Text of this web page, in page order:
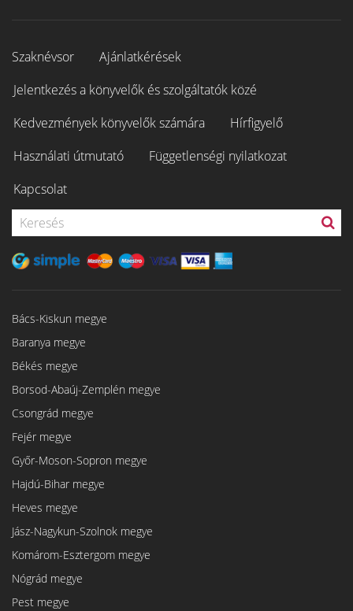
Szaknévsor
Ajánlatkérések
Jelentkezés a könyvelők és szolgáltatók közé
Kedvezmények könyvelők számára
Hírfigyelő
Használati útmutató
Függetlenségi nyilatkozat
Kapcsolat
Bács-Kiskun megye
Baranya megye
Békés megye
Borsod-Abaúj-Zemplén megye
Csongrád megye
Fejér megye
Győr-Moson-Sopron megye
Hajdú-Bihar megye
Heves megye
Jász-Nagykun-Szolnok megye
Komárom-Esztergom megye
Nógrád megye
Pest megye